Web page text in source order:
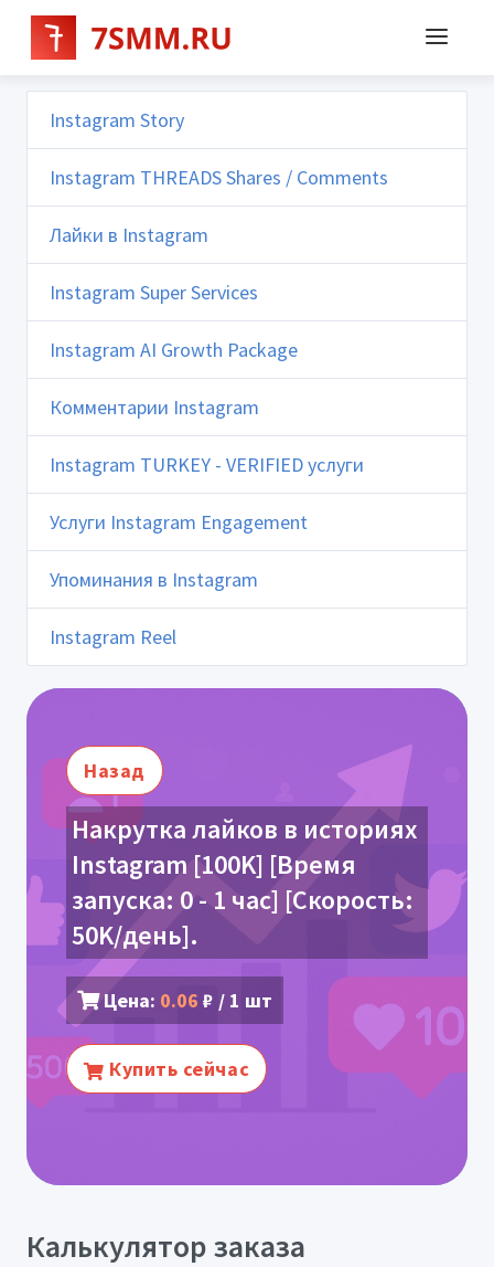
Instagram Story
Instagram THREADS Shares / Comments
Лайки в Instagram
Instagram Super Services
Instagram AI Growth Package
Комментарии Instagram
Instagram TURKEY - VERIFIED услуги
Услуги Instagram Engagement
Упоминания в Instagram
Instagram Reel
Назад
Накрутка лайков в историях
Instagram [100K] [Время
запуска: 0 - 1 час] [Скорость:
50K/день].
Цена: 0.06 ₽ / 1 шт
Купить сейчас
Калькулятор заказа